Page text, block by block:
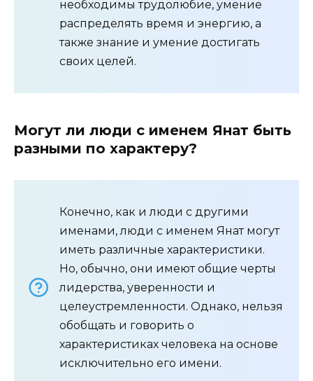
необходимы трудолюбие, умение
распределять время и энергию, а
также знание и умение достигать
своих целей.
Могут ли люди с именем Янат быть
разными по характеру?
Конечно, как и люди с другими
именами, люди с именем Янат могут
иметь различные характеристики.
Но, обычно, они имеют общие черты
лидерства, уверенности и
целеустремленности. Однако, нельзя
обобщать и говорить о
характеристиках человека на основе
исключительно его имени.